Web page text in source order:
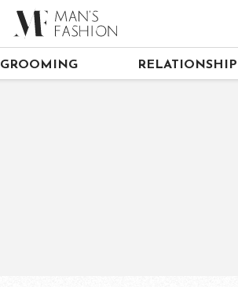
GROOMING RELATIONSHIP